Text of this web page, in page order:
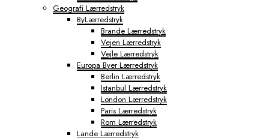
Geografi Lærredstryk
ByLærredstryk
Brande Lærredstryk
Vejen Lærredstryk
Vejle Lærredstryk
Europa Byer Lærredstryk
Berlin Lærredstryk
Istanbul Lærredstryk
London Lærredstryk
Paris Lærredstryk
Rom Lærredstryk
Lande Lærredstryk